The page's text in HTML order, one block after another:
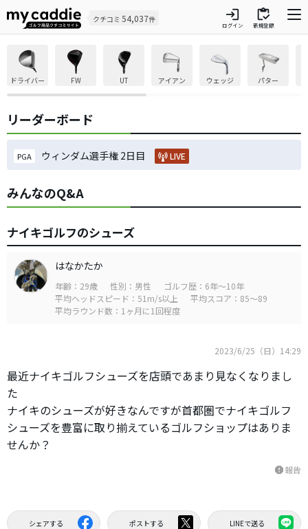
クチコミ 54,037件 login
ログイン
inventory
新規登録
ドライバー FW UT アイアン ウェッジ パター
リーダーボード
PGA ウィンダム選手権 2日目 LIVE
みんなのQ&A
ナイキゴルフのシューズ
はなかたか
年齢：29歳 性別：男性
ゴルフ歴：6年～10年
平均ヘッドスピード：51m/s以上
平均スコア：85～89
平均ラウンド数：1ヶ月に1回程度
2023/6/25（日）14:29
最近ナイキゴルフシューズを店頭であまり見なくなりまし
た
ナイキのシューズが好きなんですが首都圏でナイキゴルフ
シューズを豊富に取り揃えているゴルフショップはありま
せんか？
report報告
シェアする ポストする LINEで送る